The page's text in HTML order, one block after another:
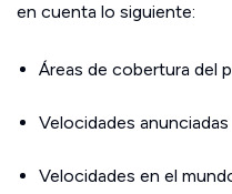
en cuenta lo siguiente:
Áreas de cobertura del
Velocidades anunciadas
Velocidades en el